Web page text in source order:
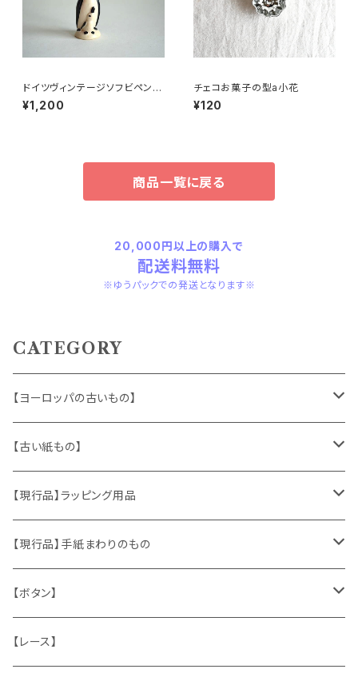
ドイツヴィンテージソフビペンギ
ンの親子
¥1,200
チェコお菓子の型a小花
¥120
商品一覧に戻る
20,000円以上の購入で
配送料無料
※ゆうパックでの発送となります※
CATEGORY
【ヨーロッパの古いもの】
ヴィンテージアクセサリー
おもちゃ、ぬいぐるみ
くま、テディベア
うさぎ
ヴィンテージファブリック
ハンドメイド製品
お部屋に飾るもの
【古い紙もの】
切手、FDC
ポストカード、カレンダー
マッチラベル、食品ラベル
蔵書票、荷札、ビュバー、伝票
【現行品】ラッピング用品
伝票、タグ、シール
袋、ラッピングペーパー
ひも、テープ
【現行品】手紙まわりのもの
封筒、ポストカード
切手
【ボタン】
木
【レース】